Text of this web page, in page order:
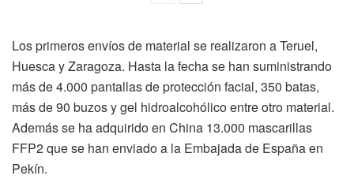
Los primeros envíos de material se realizaron a Teruel,
Huesca y Zaragoza. Hasta la fecha se han suministrando
más de 4.000 pantallas de protección facial, 350 batas,
más de 90 buzos y gel hidroalcohólico entre otro material.
Además se ha adquirido en China 13.000 mascarillas
FFP2 que se han enviado a la Embajada de España en
Pekín.